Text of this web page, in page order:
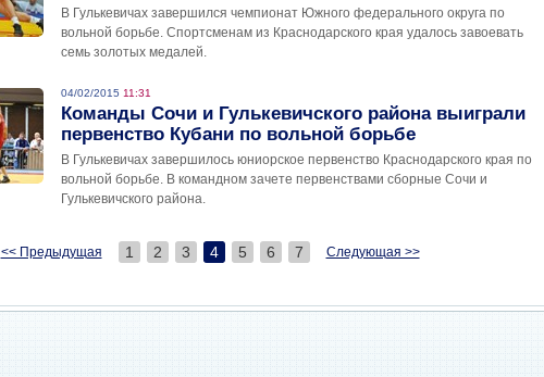
В Гулькевичах завершился чемпионат Южного федерального округа по
вольной борьбе. Спортсменам из Краснодарского края удалось завоевать
семь золотых медалей.
04/02/2015 11:31
Команды Сочи и Гулькевичского района выиграли
первенство Кубани по вольной борьбе
В Гулькевичах завершилось юниорское первенство Краснодарского края по
вольной борьбе. В командном зачете первенствами сборные Сочи и
Гулькевичского района.
<< Предыдущая 1 2 3 4 5 6 7 Следующая >>